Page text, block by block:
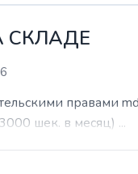
СКЛАДЕ
правами
шек. в месяц) ...